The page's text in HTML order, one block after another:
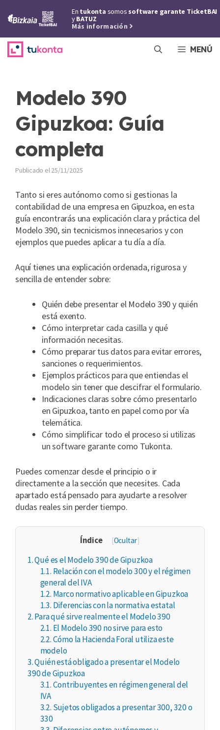
En tukonta somos software garante TicketBAI
yBATUZ
Más información
MENÚ
Modelo 390
Gipuzkoa: Guía
completa
25/11/2025
Tanto si eres autónomo como si gestionas la
contabilidad de una empresa en Gipuzkoa, en esta
guía encontrarás una explicación clara y práctica del
Modelo 390, sin tecnicismos innecesarios y con
ejemplos que puedes aplicar a tu día a día.
Aquí tienes una explicación ordenada, rigurosa y
sencilla de entender sobre:
Quién debe presentar el Modelo 390 y quién
está exento.
Cómo interpretar cada casilla y qué
información necesitas.
Cómo preparar tus datos para evitar errores,
sanciones o requerimientos.
Ejemplos prácticos para que entiendas el
modelo sin tener que descifrar el formulario.
Indicaciones claras sobre cómo presentarlo
en Gipuzkoa, tanto en papel como por vía
telemática.
Cómo simplificar todo el proceso si utilizas
un software garante como Tukonta.
Puedes comenzar desde el principio o ir
directamente a la sección que necesites. Cada
apartado está pensado para ayudarte a resolver
dudas reales sin perder tiempo.
Índice [Ocultar]
1.Qué es el Modelo 390 de Gipuzkoa
1.1. Relación con el modelo 300 y el régimen
general del IVA
1.2. Marco normativo aplicable en Gipuzkoa
1.3. Diferencias con la normativa estatal
2.Para qué sirve realmente el Modelo 390
2.1. El Modelo 390 no sirve para esto
2.2.Cómo la Hacienda Foral utiliza este
modelo
3.Quién está obligado a presentar el Modelo
390 de Gipuzkoa
3.1.Contribuyentes en régimen general del
IVA
3.2. Sujetos obligados a presentar 300, 320 o
330